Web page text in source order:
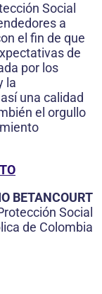
Social
a
el fin de que
de
por los
la
una calidad
el orgullo
BETANCOURT
Social
de Colombia